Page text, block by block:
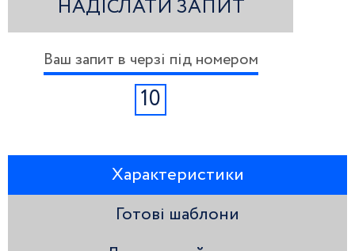
НАДІСЛАТИ ЗАПИТ
Ваш запит в черзі під номером
10
Характеристики
Готові шаблони